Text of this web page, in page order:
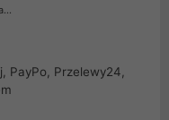
PayPo, Przelewy24,